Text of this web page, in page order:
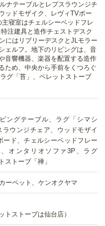
ナテーブルとレプスラウンジチ
ッドモザイク、レヴィTVボー
寝室はチェルシーベッドフレ
注建具と造作チェストデスク
にはリプリーデスクとJLモラー
ェルフ。地下のリビングは、音
音響機器、楽器を配置する造作
ため、中央から手前をくつろぐ
グ「苔」、ペレットストーブ
ングテーブル、ラグ「シマシ
ウンジチェア、ウッドモザイ
ード、チェルシーベッドフレー
オンタリオソファ3P、ラグ
ストーブ「禅」
ーペット、ケンオクヤマ
トストーブは仙台店）